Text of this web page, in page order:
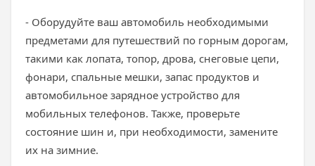
- Оборудуйте ваш автомобиль необходимыми
предметами для путешествий по горным дорогам,
такими как лопата, топор, дрова, снеговые цепи,
фонари, спальные мешки, запас продуктов и
автомобильное зарядное устройство для
мобильных телефонов. Также, проверьте
состояние шин и, при необходимости, замените
их на зимние.